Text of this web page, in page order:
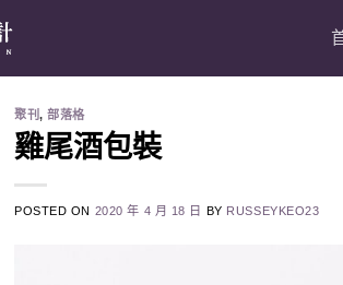
聚刊,部落格
雞尾酒包裝
POSTED ON 2020 年 4 月 18 日 BY RUSSEYKEO23